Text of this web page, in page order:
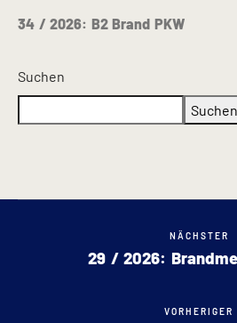
34 / 2026: B2 Brand PKW
Suchen
Suchen
NÄCHSTER
29 / 2026:
VORHERIGER